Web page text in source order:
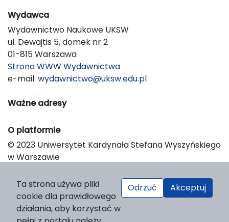
Wydawca
Wydawnictwo Naukowe UKSW
ul. Dewajtis 5, domek nr 2
01-815 Warszawa
Strona WWW Wydawnictwa
e-mail: wydawnictwo@uksw.edu.pl
Ważne adresy
O platformie
© 2023 Uniwersytet Kardynała Stefana Wyszyńskiego
w Warszawie
Platform & Workflow by OJS/PKP
Ta strona używa pliki
cookie dla prawidłowego
działania, aby korzystać w
Odrzuć Akceptuj